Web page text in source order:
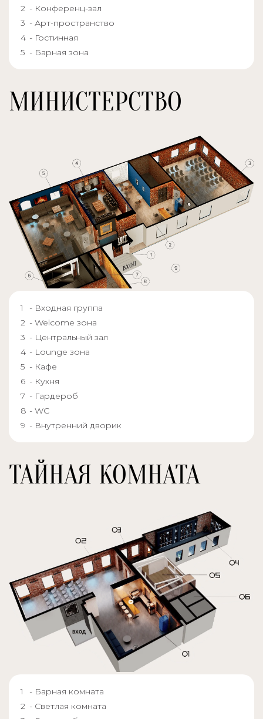
- Конференц-зал
- Арт-пространство
- Гостинная
- Барная зона
МИНИСТЕРСТВО
- Входная группа
- Welcome зона
- Центральный зал
- Lounge зона
- Кафе
- Кухня
- Гардероб
- WC
- Внутренний дворик
ТАЙНАЯ КОМНАТА
- Барная комната
- Светлая комната